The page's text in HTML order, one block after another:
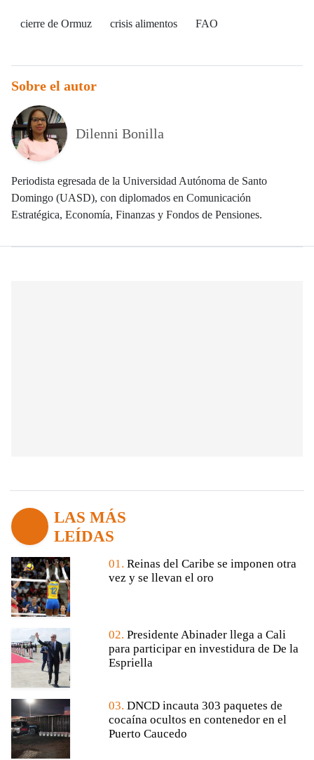
cierre de Ormuz crisis alimentos FAO
Sobre el autor
Dilenni Bonilla
Periodista egresada de la Universidad Autónoma de Santo
Domingo (UASD), con diplomados en Comunicación
Estratégica, Economía, Finanzas y Fondos de Pensiones.
LAS MÁS
LEÍDAS
01. Reinas del Caribe se imponen otra
vez y se llevan el oro
02. Presidente Abinader llega a Cali
para participar en investidura de De la
Espriella
03. DNCD incauta 303 paquetes de
cocaína ocultos en contenedor en el
Puerto Caucedo